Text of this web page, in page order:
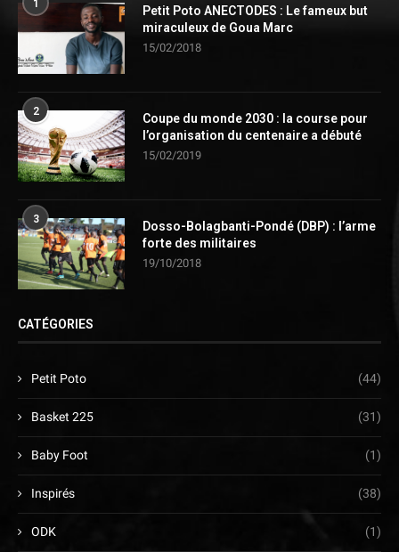
1
Petit Poto ANECTODES : Le fameux but
miraculeux de Goua Marc
15/02/2018
2
Coupe du monde 2030 : la course pour
l’organisation du centenaire a débuté
15/02/2019
3
Dosso-Bolagbanti-Pondé (DBP) : l’arme
forte des militaires
19/10/2018
CATÉGORIES
Petit Poto (44)
Basket 225 (31)
Baby Foot (1)
Inspirés (38)
ODK (1)